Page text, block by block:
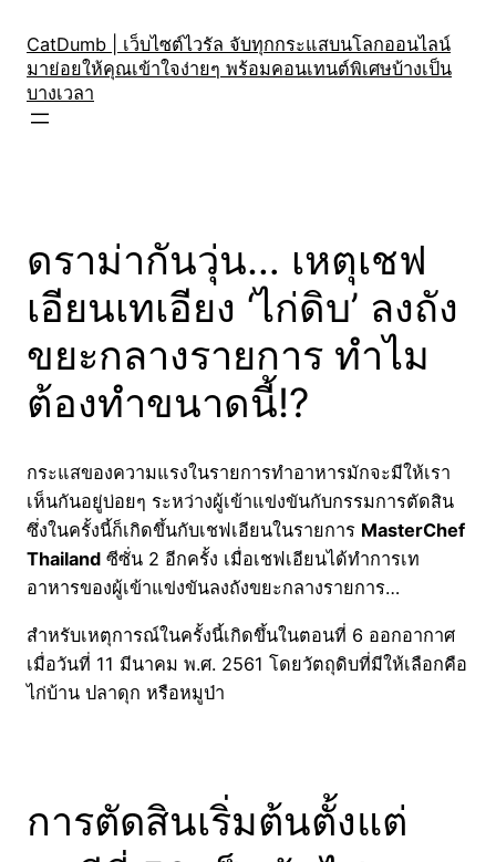
content
CatDumb | เว็บไซต์ไวรัล จับทุกกระแสบนโลกออนไลน์
มาย่อยให้คุณเข้าใจง่ายๆ พร้อมคอนเทนต์พิเศษบ้างเป็น
บางเวลา
ดราม่ากันวุ่น… เหตุเชฟ
เอียนเทเอียง ‘ไก่ดิบ’ ลงถัง
ขยะกลางรายการ ทำไม
ต้องทำขนาดนี้!?
กระแสของความแรงในรายการทำอาหารมักจะมีให้เรา
เห็นกันอยู่บ่อยๆ ระหว่างผู้เข้าแข่งขันกับกรรมการตัดสิน
ซึ่งในครั้งนี้ก็เกิดขึ้นกับเชฟเอียนในรายการ MasterChef
Thailand ซีซั่น 2 อีกครั้ง เมื่อเชฟเอียนได้ทำการเท
อาหารของผู้เข้าแข่งขันลงถังขยะกลางรายการ…
สำหรับเหตุการณ์ในครั้งนี้เกิดขึ้นในตอนที่ 6 ออกอากาศ
เมื่อวันที่ 11 มีนาคม พ.ศ. 2561 โดยวัตถุดิบที่มีให้เลือกคือ
ไก่บ้าน ปลาดุก หรือหมูป่า
การตัดสินเริ่มต้นตั้งแต่